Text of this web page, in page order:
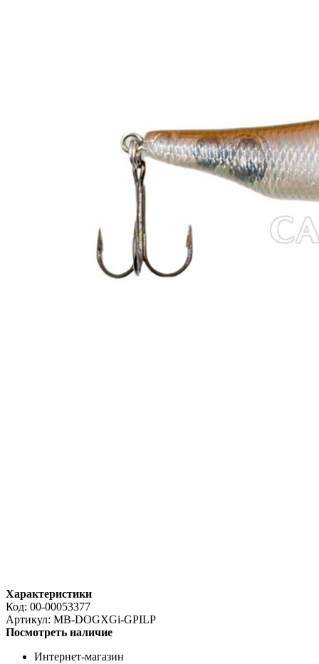
Характеристики
Код: 00-00053377
Артикул: MB-DOGXGi-GPILP
Посмотреть наличие
Интернет-магазин